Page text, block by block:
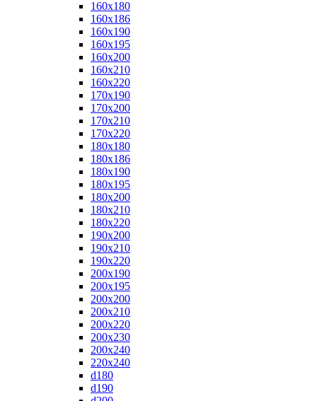
160x180
160x186
160x190
160x195
160x200
160x210
160x220
170x190
170x200
170x210
170x220
180x180
180x186
180x190
180x195
180x200
180x210
180x220
190x200
190x210
190x220
200x190
200x195
200x200
200x210
200x220
200x230
200x240
220x240
d180
d190